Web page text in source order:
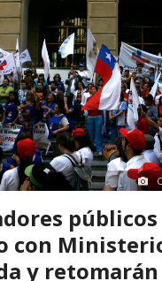
con
y